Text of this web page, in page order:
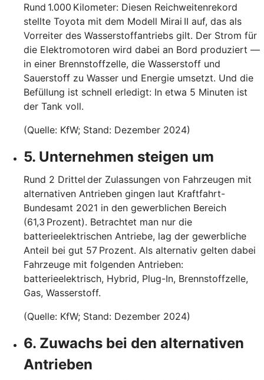
Rund 1.000 Kilometer: Diesen Reichweitenrekord
stellte Toyota mit dem Modell Mirai II auf, das als
Vorreiter des Wasserstoffantriebs gilt. Der Strom für
die Elektromotoren wird dabei an Bord produziert —
in einer Brennstoffzelle, die Wasserstoff und
Sauerstoff zu Wasser und Energie umsetzt. Und die
Befüllung ist schnell erledigt: In etwa 5 Minuten ist
der Tank voll.
(Quelle: KfW; Stand: Dezember 2024)
5. Unternehmen steigen um
Rund 2 Drittel der Zulassungen von Fahrzeugen mit
alternativen Antrieben gingen laut Kraftfahrt-
Bundesamt 2021 in den gewerblichen Bereich
(61,3 Prozent). Betrachtet man nur die
batterieelektrischen Antriebe, lag der gewerbliche
Anteil bei gut 57 Prozent. Als alternativ gelten dabei
Fahrzeuge mit folgenden Antrieben:
batterieelektrisch, Hybrid, Plug-In, Brennstoffzelle,
Gas, Wasserstoff.
(Quelle: KfW; Stand: Dezember 2024)
6. Zuwachs bei den alternativen
Antrieben